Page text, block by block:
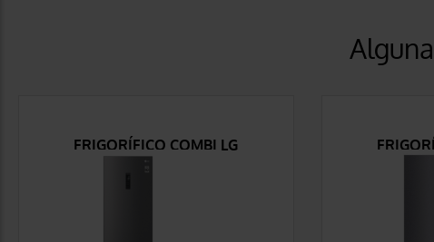
FRIGORÍFICO COMBI LG
GBP62DSXCC